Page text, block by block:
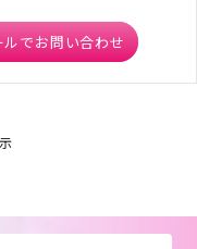
ルでお問い合わせ